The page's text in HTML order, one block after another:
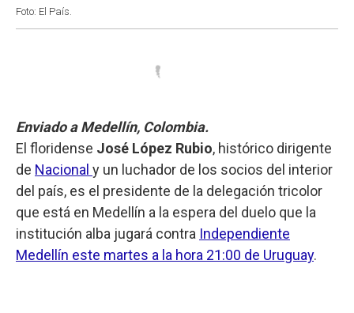
Foto: El País.
Enviado a Medellín, Colombia.
El floridense José López Rubio, histórico dirigente
de Nacional y un luchador de los socios del interior
del país, es el presidente de la delegación tricolor
que está en Medellín a la espera del duelo que la
institución alba jugará contra Independiente
Medellín este martes a la hora 21:00 de Uruguay.